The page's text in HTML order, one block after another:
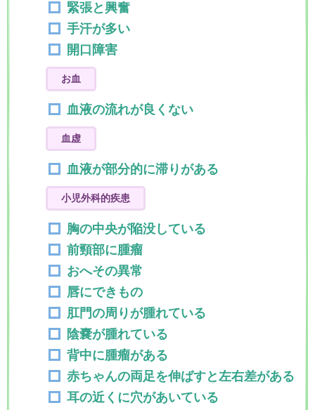
緊張と興奮
手汗が多い
開口障害
お血
血液の流れが良くない
血虚
血液が部分的に滞りがある
小児外科的疾患
胸の中央が陥没している
前頸部に腫瘤
おへその異常
唇にできもの
肛門の周りが腫れている
陰嚢が腫れている
背中に腫瘤がある
赤ちゃんの両足を伸ばすと左右差がある
耳の近くに穴があいている